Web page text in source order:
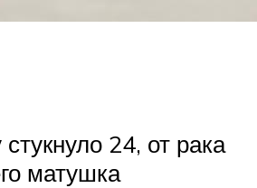
24, от рака
матушка